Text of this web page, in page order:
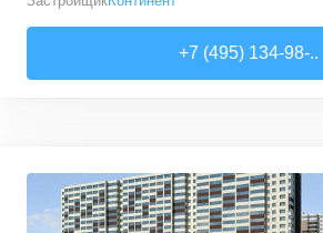
+7 (495) 134-98-..